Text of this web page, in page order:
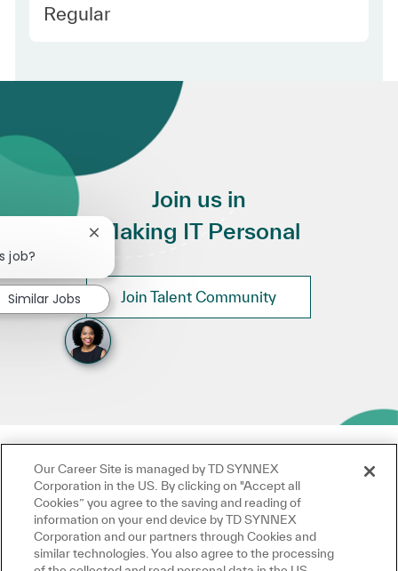
Employee Type
Regular
Join us in
Making IT Personal
Join Talent Community
job?
Close chatbot notification
Similar Jobs
Our Career Site is managed by TD SYNNEX
Corporation in the US. By clicking on "Accept all
Cookies” you agree to the saving and reading of
information on your end device by TD SYNNEX
Corporation and our partners through Cookies and
similar technologies. You also agree to the processing